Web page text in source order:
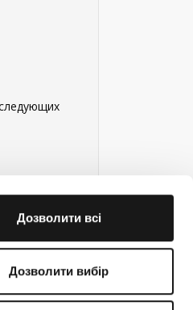
Дозволити всі
Дозволити вибір